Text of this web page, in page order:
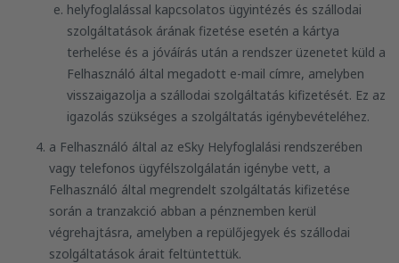
helyfoglalással kapcsolatos ügyintézés és szállodai
szolgáltatások árának fizetése esetén a kártya
terhelése és a jóváírás után a rendszer üzenetet küld a
Felhasználó által megadott e-mail címre, amelyben
visszaigazolja a szállodai szolgáltatás kifizetését. Ez az
igazolás szükséges a szolgáltatás igénybevételéhez.
a Felhasználó által az eSky Helyfoglalási rendszerében
vagy telefonos ügyfélszolgálatán igénybe vett, a
Felhasználó által megrendelt szolgáltatás kifizetése
során a tranzakció abban a pénznemben kerül
végrehajtásra, amelyben a repülőjegyek és szállodai
szolgáltatások árait feltüntettük.